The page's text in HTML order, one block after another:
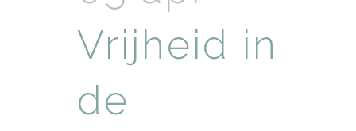
Vrijheid in
de